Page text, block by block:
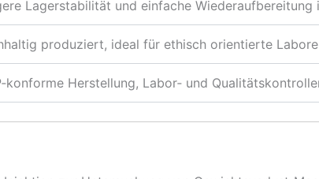
Lagerstabilität und einfache Wiederaufbereitung
produziert, ideal für ethisch orientierte
Herstellung, Labor‑ und